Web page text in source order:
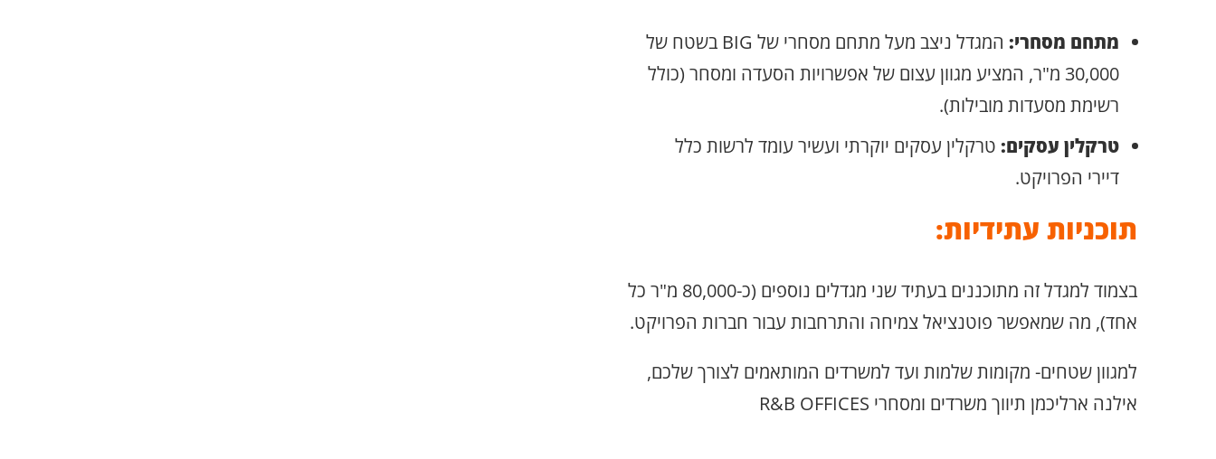
מתחם מסחרי:
המגדל ניצב מעל מתחם מסחרי של BIG בשטח של
30,000 מ"ר, המציע מגוון עצום של אפשרויות הסעדה ומסחר (כולל
רשימת מסעדות מובילות).
טרקלין עסקים: טרקלין עסקים יוקרתי ועשיר עומד לרשות כלל
דיירי הפרויקט.
תוכניות עתידיות:
בצמוד למגדל זה מתוכננים בעתיד שני מגדלים נוספים (כ-80,000 מ"ר כל
אחד), מה שמאפשר פוטנציאל צמיחה והתרחבות עבור חברות הפרויקט.
למגוון שטחים- מקומות שלמות ועד למשרדים המותאמים לצורך שלכם,
אילנה ארליכמן תיווך משרדים ומסחרי R&B OFFICES